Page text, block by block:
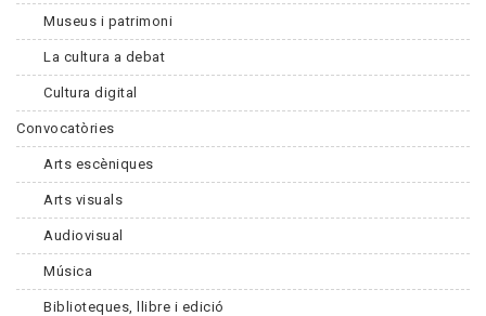
Museus i patrimoni
La cultura a debat
Cultura digital
Convocatòries
Arts escèniques
Arts visuals
Audiovisual
Música
Biblioteques, llibre i edició